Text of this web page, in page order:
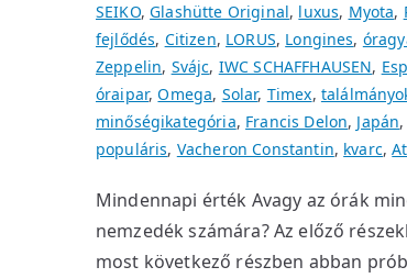
SEIKO,Glashütte Original, luxus, Myota,
fejlődés, Citizen, LORUS, Longines,
Zeppelin, Svájc, IWC SCHAFFHAUSEN,
óraipar,Omega, Solar, Timex,
minőségikategória, Francis Delon, Japán,
populáris, Vacheron Constantin, kvarc,
Mindennapi érték Avagy az órák
nemzedék számára? Az előző
most következő részben abban